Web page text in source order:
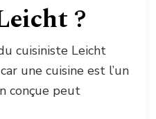
?
cuisiniste Leicht
une cuisine est l’un
conçue peut